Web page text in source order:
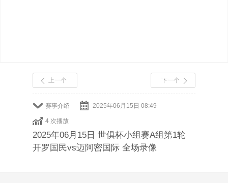
赛事介绍 2025年06月15日 08:49
4 次播放
上一个 下一个
2025年06月15日 世俱杯小组赛A组第1轮
开罗国民vs迈阿密国际 全场录像